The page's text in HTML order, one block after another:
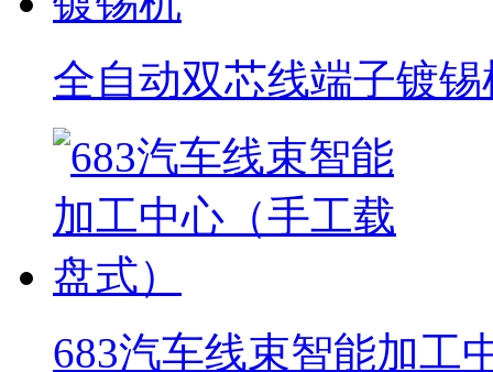
全自动双芯线端子镀锡
683汽车线束智能加工